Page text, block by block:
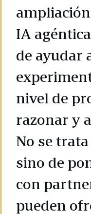
IA
de ayudar
nivel de
razonar y
No se
sino de
con
pueden